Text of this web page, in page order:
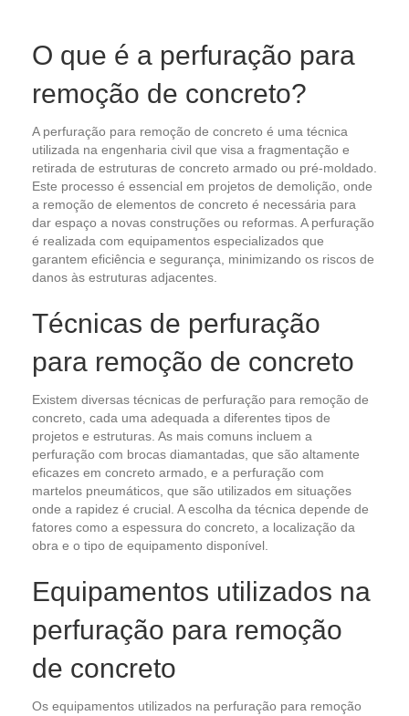
O que é a perfuração para
remoção de concreto?
A perfuração para remoção de concreto é uma técnica
utilizada na engenharia civil que visa a fragmentação e
retirada de estruturas de concreto armado ou pré-moldado.
Este processo é essencial em projetos de demolição, onde
a remoção de elementos de concreto é necessária para
dar espaço a novas construções ou reformas. A perfuração
é realizada com equipamentos especializados que
garantem eficiência e segurança, minimizando os riscos de
danos às estruturas adjacentes.
Técnicas de perfuração
para remoção de concreto
Existem diversas técnicas de perfuração para remoção de
concreto, cada uma adequada a diferentes tipos de
projetos e estruturas. As mais comuns incluem a
perfuração com brocas diamantadas, que são altamente
eficazes em concreto armado, e a perfuração com
martelos pneumáticos, que são utilizados em situações
onde a rapidez é crucial. A escolha da técnica depende de
fatores como a espessura do concreto, a localização da
obra e o tipo de equipamento disponível.
Equipamentos utilizados na
perfuração para remoção
de concreto
Os equipamentos utilizados na perfuração para remoção